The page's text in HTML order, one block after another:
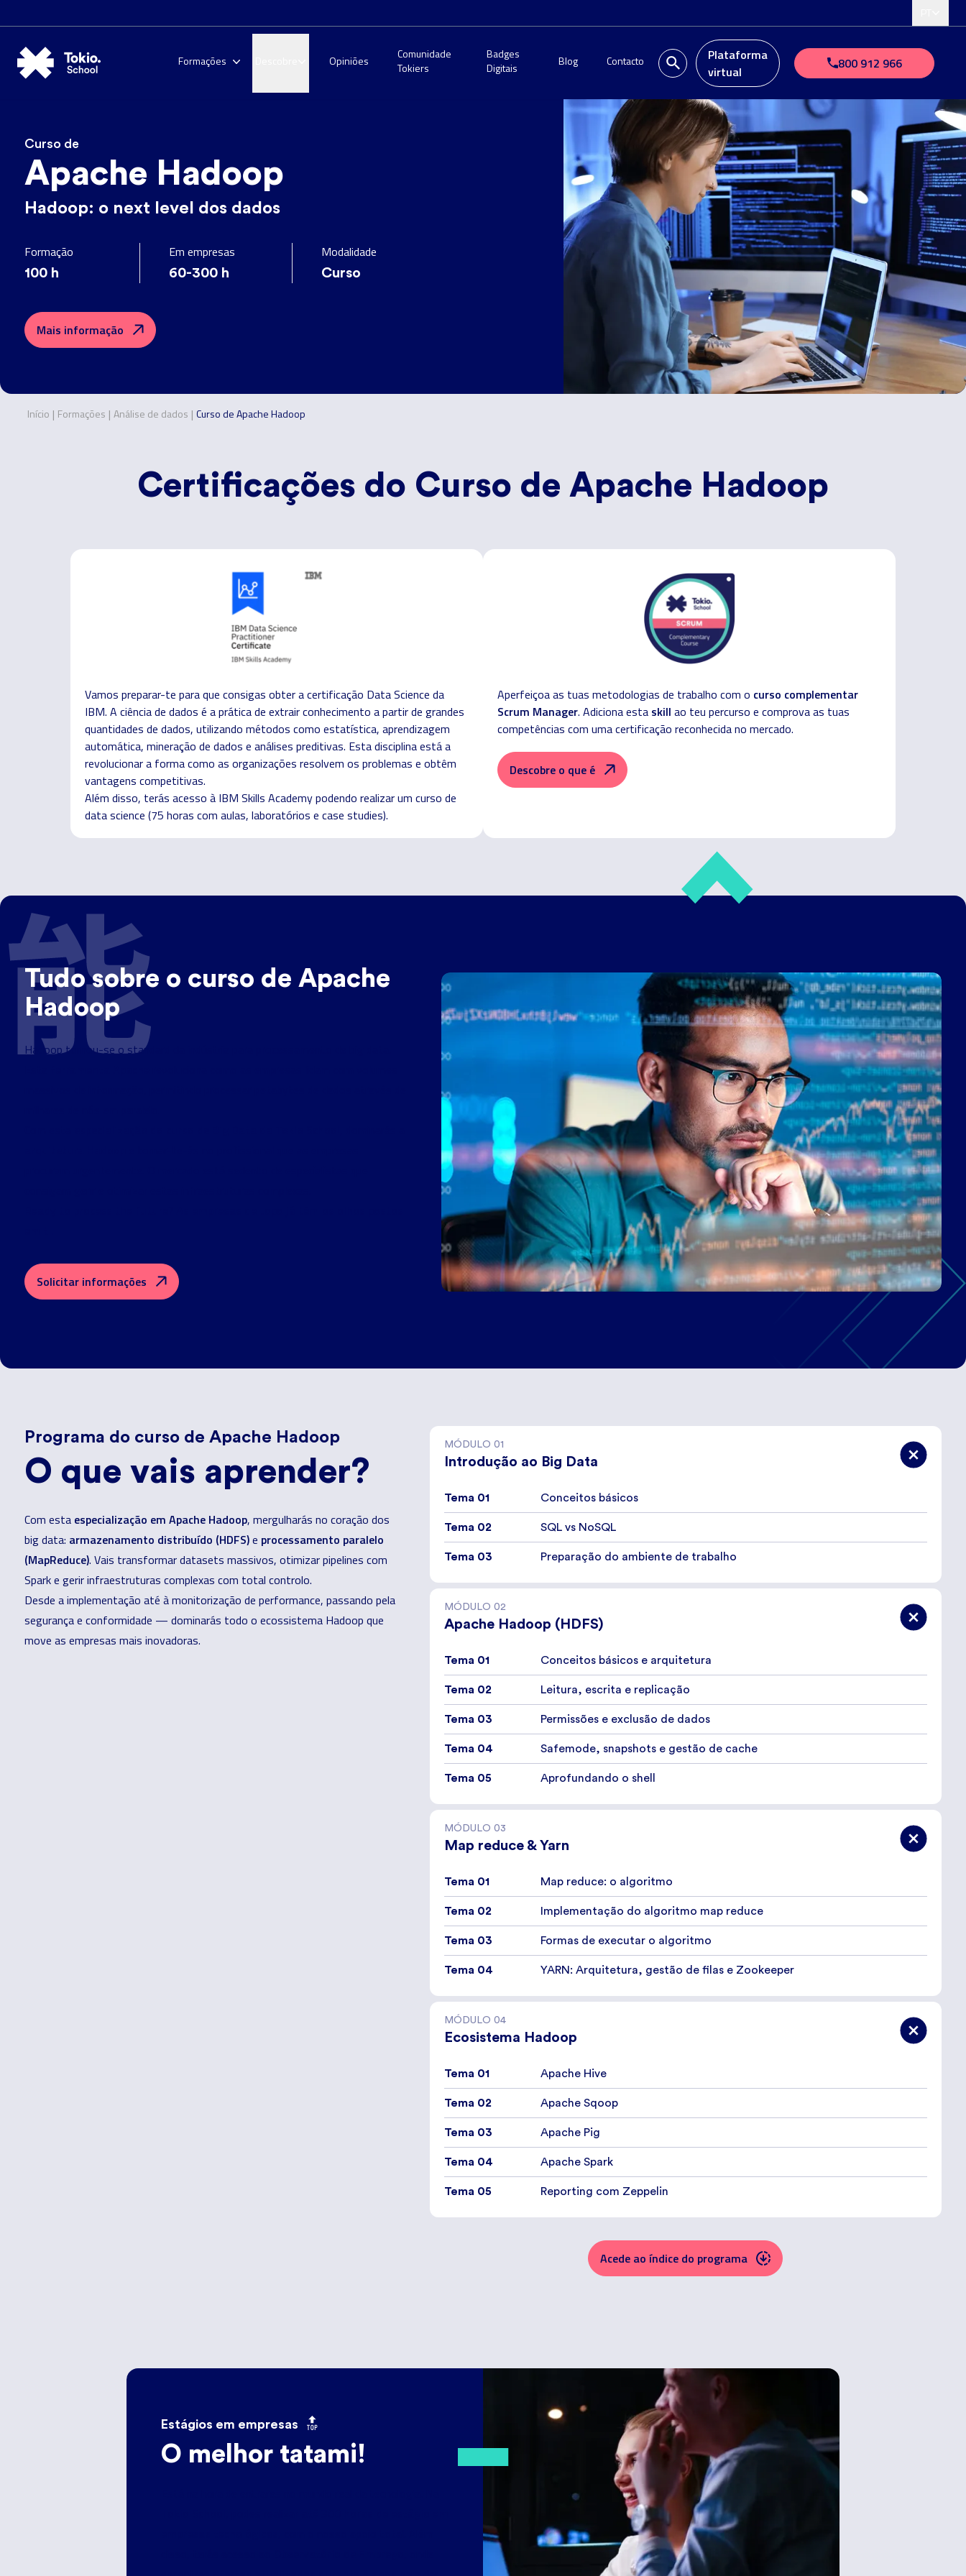
Formações Opiniões
Comunidade
Tokiers
Badges
Digitais
Blog Contacto
Plataforma
virtual
800 912 966
Curso de
Apache Hadoop
Hadoop: o next level dos dados
Formação
100 h
Em empresas
60-300h
Modalidade
Curso
Mais informação
Início | Formações | Análise de dados | Curso de Apache Hadoop
Certificações do Curso de Apache Hadoop
Vamos preparar-te para que consigas obter a certificação Data Science da
IBM. A ciência de dados é a prática de extrair conhecimento a partir de grandes
quantidades de dados, utilizando métodos como estatística, aprendizagem
automática, mineração de dados e análises preditivas. Esta disciplina está a
revolucionar a forma como as organizações resolvem os problemas e obtêm
vantagens competitivas.
Além disso, terás acesso à IBM Skills Academy podendo realizar um curso de
data science (75 horas com aulas, laboratórios e case studies).
Aperfeiçoa as tuas metodologias de trabalho com o curso complementar
Scrum Manager. Adiciona esta skill ao teu percurso e comprova as tuas
competências com uma certificação reconhecida no mercado.
Descobre o que é
Tudo sobre o curso de Apache
Hadoop
Hadoop tornou-se o standard da indústria para processamento de big data.
Solicitar informações
Programa do curso de Apache Hadoop
O que vais aprender?
Com esta especialização em Apache Hadoop, mergulharás no coração dos
big data: armazenamento distribuído (HDFS)e processamento paralelo
(MapReduce). Vais transformar datasets massivos, otimizar pipelines com
Spark e gerir infraestruturas complexas com total controlo.
Desde a implementação até à monitorização de performance, passando pela
segurança e conformidade — dominarás todo o ecossistema Hadoop que
move as empresas mais inovadoras.
MÓDULO 01
Introdução ao Big Data
Tema 01 Conceitos básicos
Tema 02 SQL vs NoSQL
Tema 03 Preparação do ambiente de trabalho
MÓDULO 02
Apache Hadoop (HDFS)
Tema 01 Conceitos básicos e arquitetura
Tema 02 Leitura, escrita e replicação
Tema 03 Permissões e exclusão de dados
Tema 04 Safemode, snapshots e gestão de cache
Tema 05 Aprofundando o shell
MÓDULO 03
Map reduce & Yarn
Tema 01 Map reduce: o algoritmo
Tema 02 Implementação do algoritmo map reduce
Tema 03 Formas de executar o algoritmo
Tema 04 YARN: Arquitetura, gestão de filas e Zookeeper
MÓDULO 04
Ecosistema Hadoop
Tema 01 Apache Hive
Tema 02 Apache Sqoop
Tema 03 Apache Pig
Tema 04 Apache Spark
Tema 05 Reporting com Zeppelin
Acede ao índice do programa
Estágios em empresas
O melhor tatami!